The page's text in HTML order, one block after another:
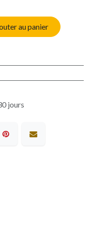
au panier
jours